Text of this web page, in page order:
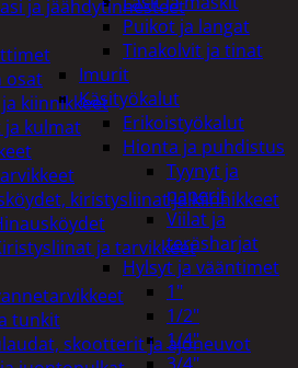
Puikot ja langat
Tinakolvit ja tinat
Imurit
Käsityökalut
Erikoistyökalut
Hionta ja puhdistus
Tyynyt ja
paperit
Viilat ja
teräsharjat
Hylsyt ja vääntimet
1"
1/2"
1/4"
ja jäähdytinnesteet
osat
kiinnikkeet
ja kulmat
kiristysliinat ja kiinnikkeet
ja tarvikkeet
tunkit
skootterit ja ajoneuvot